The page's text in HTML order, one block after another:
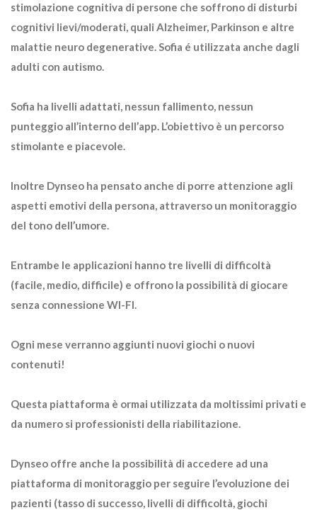
stimolazione cognitiva di persone che soffrono di disturbi
cognitivi lievi/moderati, quali Alzheimer, Parkinson e altre
malattie neuro degenerative. Sofia é utilizzata anche dagli
adulti con autismo.
Sofia ha livelli adattati, nessun fallimento, nessun
punteggio all’interno dell’app. L’obiettivo è un percorso
stimolante e piacevole.
Inoltre Dynseo ha pensato anche di porre attenzione agli
aspetti emotivi della persona, attraverso un monitoraggio
del tono dell’umore.
Entrambe le applicazioni hanno tre livelli di difficoltà
(facile, medio, difficile) e offrono la possibilità di giocare
senza connessione WI-FI.
Ogni mese verranno aggiunti nuovi giochi o nuovi
contenuti!
Questa piattaforma è ormai utilizzata da moltissimi privati e
da numero si professionisti della riabilitazione.
Dynseo offre anche la possibilità di accedere ad una
piattaforma di monitoraggio per seguire l’evoluzione dei
pazienti (tasso di successo, livelli di difficoltà, giochi